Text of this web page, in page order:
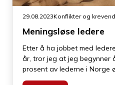
29.08.2023Konflikter og
Meningsløse ledere
Etter å ha jobbet med
år, tror jeg at jeg begynner
prosent av lederne i Norge
innen konflikthåndtering. I